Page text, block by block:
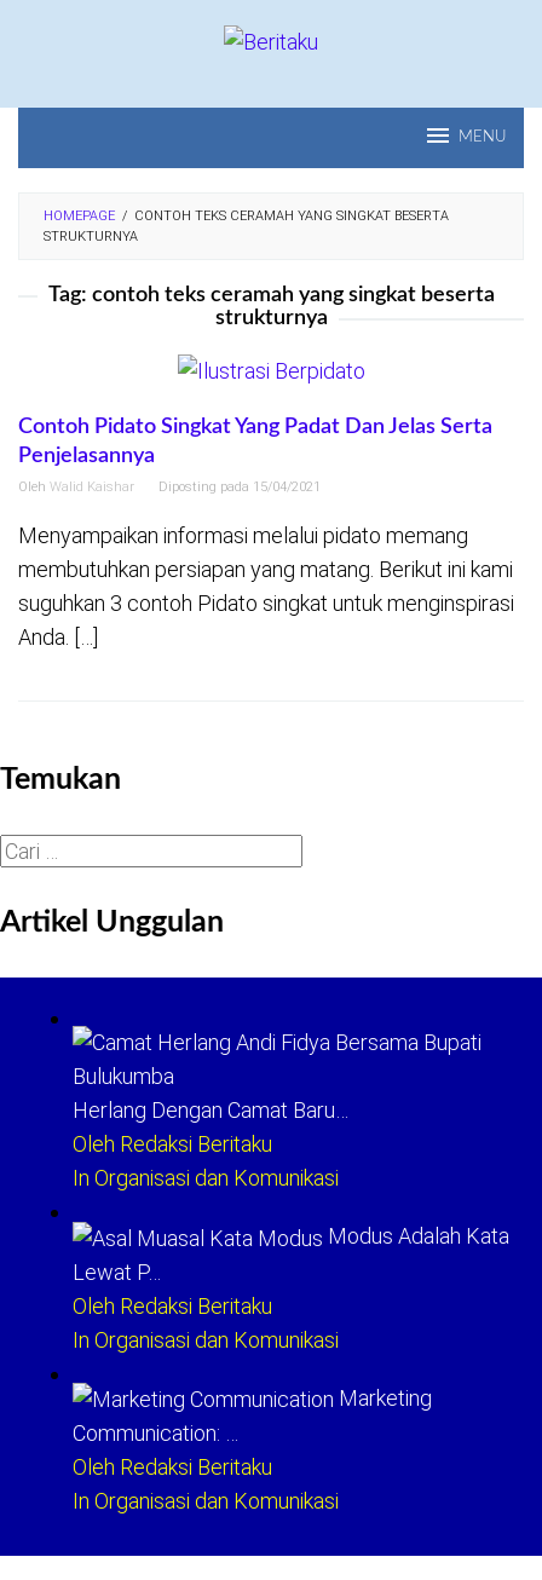
MENU
HOMEPAGE / CONTOH TEKS CERAMAH YANG SINGKAT BESERTA
STRUKTURNYA
Tag: contoh teks ceramah yang singkat beserta
strukturnya
Contoh Pidato Singkat Yang Padat Dan Jelas Serta
Penjelasannya
Oleh Walid Kaishar Diposting pada 15/04/2021
Menyampaikan informasi melalui pidato memang
membutuhkan persiapan yang matang. Berikut ini kami
suguhkan 3 contoh Pidato singkat untuk menginspirasi
Anda. […]
Temukan
Cari
Artikel Unggulan
Herlang Dengan Camat Baru…
Oleh Redaksi Beritaku
In Organisasi dan Komunikasi
Modus Adalah Kata
Lewat P…
Oleh Redaksi Beritaku
In Organisasi dan Komunikasi
Marketing
Communication: …
Oleh Redaksi Beritaku
In Organisasi dan Komunikasi